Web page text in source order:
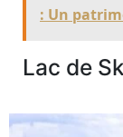
: Un
Lac de